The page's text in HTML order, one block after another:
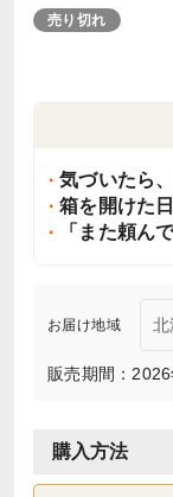
売り切れ
気づいたら
箱を開けた
「また頼ん
お届け地域
販売期間：
購入方法